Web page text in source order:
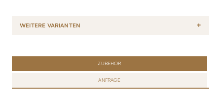
WEITERE VARIANTEN
ZUBEHÖR
ANFRAGE